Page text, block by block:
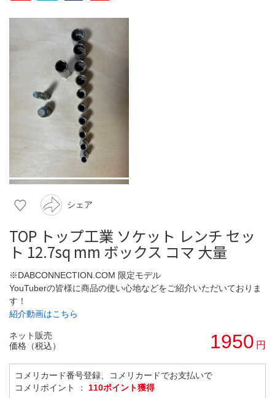
シェア
TOP トップ工業 ソケット レンチ セッ
ト 12.7sq mm ボックス コマ 大量
※DABCONNECTION.COM 限定モデル
YouTuberの皆様に商品の使い心地などをご紹介いただいておりま
す！
紹介動画はこちら
ネット販売
価格（税込）
1950 円
コメリカード番号登録、コメリカードでお支払いで
コメリポイント ： 110ポイント獲得